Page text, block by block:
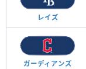
レイズ
ガーディアンズ